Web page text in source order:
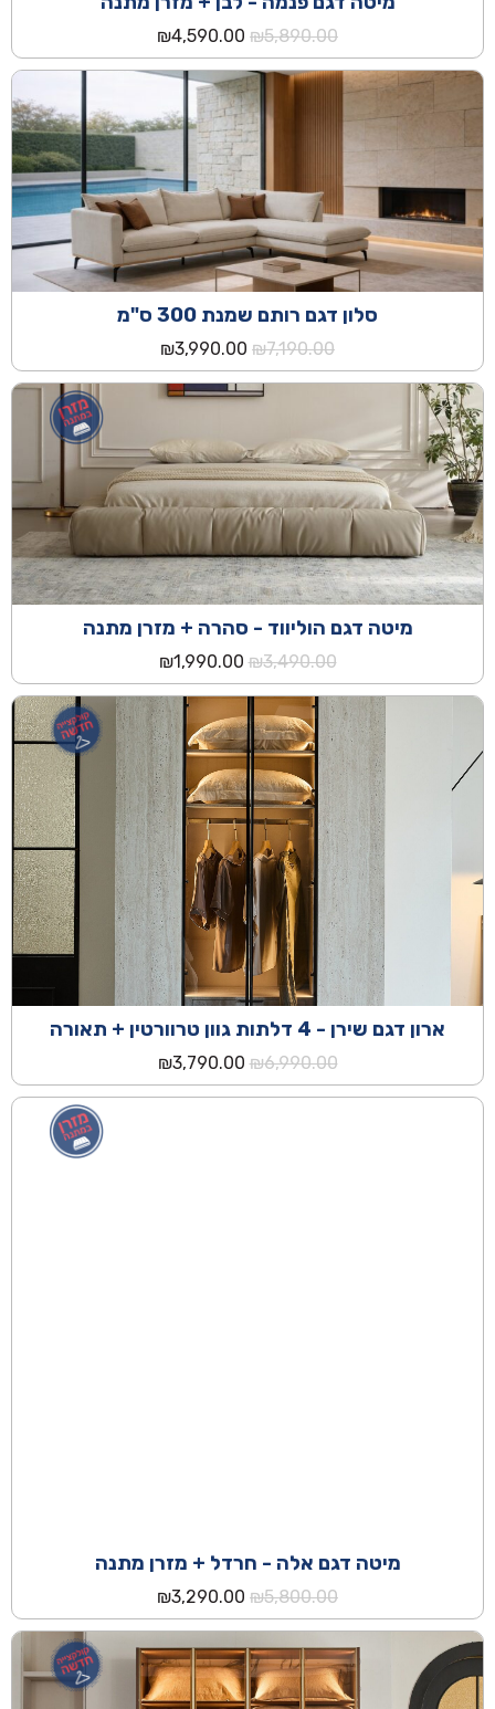
₪5,890.00
המחיר
המקורי
היה:
₪5,890.00.
₪4,590.00
הנוכחי
הוא:
סלון דגם רותם שמנת 300 ס"מ
₪7,190.00
המחיר
המקורי
היה:
₪3,990.00
הנוכחי
הוא:
₪3,990.00.
מיטה דגם הוליווד - סהרה + מזרן מתנה
₪3,490.00
המחיר
המקורי
היה:
₪3,490.00.
₪1,990.00
הנוכחי
הוא:
₪1,990.00.
ארון דגם שירן - 4 דלתות גוון טרוורטין + תאורה
₪6,990.00
המחיר
המקורי
היה:
₪3,790.00
הנוכחי
הוא:
₪3,790.00.
מיטה דגם אלה - חרדל + מזרן מתנה
₪5,800.00
המחיר
המקורי
היה:
₪5,800.00.
₪3,290.00
הנוכחי
הוא:
₪3,290.00.